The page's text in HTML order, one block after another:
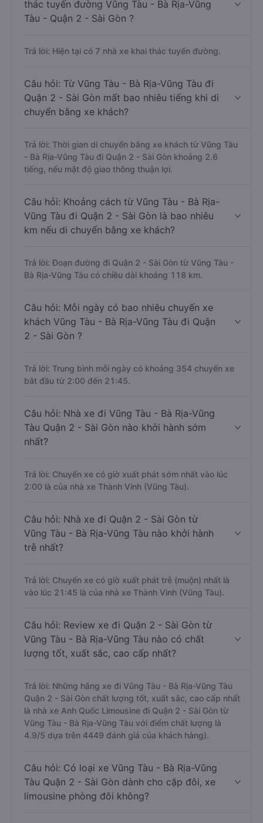
thác tuyến đường Vũng Tàu - Bà Rịa-Vũng
Tàu - Quận 2 - Sài Gòn ?
Trả lời: Hiện tại có 7 nhà xe khai thác tuyến đường.
Câu hỏi: Từ Vũng Tàu - Bà Rịa-Vũng Tàu đi
Quận 2 - Sài Gòn mất bao nhiêu tiếng khi di
chuyển bằng xe khách?
Trả lời: Thời gian di chuyển bằng xe khách từ Vũng Tàu
- Bà Rịa-Vũng Tàu đi Quận 2 - Sài Gòn khoảng 2.6
tiếng, nếu mật độ giao thông thuận lợi.
Câu hỏi: Khoảng cách từ Vũng Tàu - Bà Rịa-
Vũng Tàu đi Quận 2 - Sài Gòn là bao nhiêu
km nếu di chuyển bằng xe khách?
Trả lời: Đoạn đường đi Quận 2 - Sài Gòn từ Vũng Tàu -
Bà Rịa-Vũng Tàu có chiều dài khoảng 118 km.
Câu hỏi: Mỗi ngày có bao nhiêu chuyến xe
khách Vũng Tàu - Bà Rịa-Vũng Tàu đi Quận
2 - Sài Gòn ?
Trả lời: Trung bình mỗi ngày có khoảng 354 chuyến xe
bắt đầu từ 2:00 đến 21:45.
Câu hỏi: Nhà xe đi Vũng Tàu - Bà Rịa-Vũng
Tàu Quận 2 - Sài Gòn nào khởi hành sớm
nhất?
Trả lời: Chuyến xe có giờ xuất phát sớm nhất vào lúc
2:00 là của nhà xe Thành Vinh (Vũng Tàu).
Câu hỏi: Nhà xe đi Quận 2 - Sài Gòn từ
Vũng Tàu - Bà Rịa-Vũng Tàu nào khởi hành
trễ nhất?
Trả lời: Chuyến xe có giờ xuất phát trễ (muộn) nhất là
vào lúc 21:45 là của nhà xe Thành Vinh (Vũng Tàu).
Câu hỏi: Review xe đi Quận 2 - Sài Gòn từ
Vũng Tàu - Bà Rịa-Vũng Tàu nào có chất
lượng tốt, xuất sắc, cao cấp nhất?
Trả lời: Những hãng xe đi Vũng Tàu - Bà Rịa-Vũng Tàu
Quận 2 - Sài Gòn chất lượng tốt, xuất sắc, cao cấp nhất
là nhà xe Anh Quốc Limousine đi Quận 2 - Sài Gòn từ
Vũng Tàu - Bà Rịa-Vũng Tàu với điểm chất lượng là
4.9/5 dựa trên 4449 đánh giá của khách hàng).
Câu hỏi: Có loại xe Vũng Tàu - Bà Rịa-Vũng
Tàu Quận 2 - Sài Gòn dành cho cặp đôi, xe
limousine phòng đôi không?